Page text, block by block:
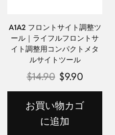
A1A2 フロントサイト調整ツ
ール｜ライフルフロントサ
イト調整用コンパクトメタ
ルサイトツール
$14.90 $9.90
お買い物カゴ
に追加